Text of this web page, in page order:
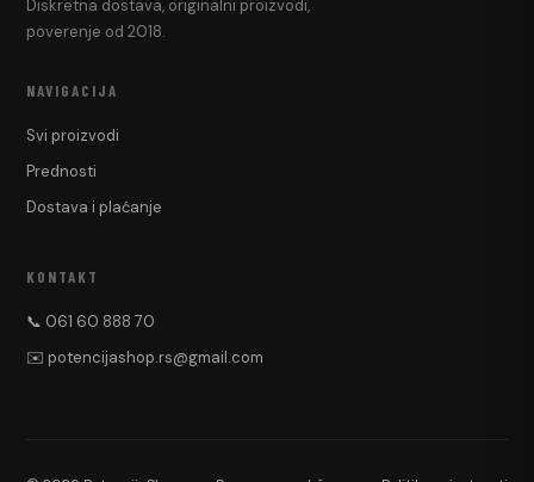
Diskretna dostava, originalni proizvodi,
poverenje od 2018.
NAVIGACIJA
Svi proizvodi
Prednosti
Dostava i plaćanje
KONTAKT
📞 061 60 888 70
✉️ potencijashop.rs@gmail.com